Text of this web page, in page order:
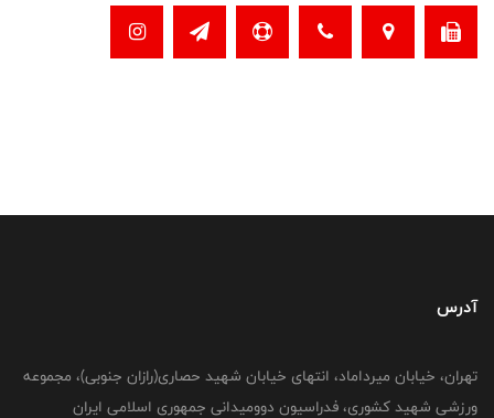
آدرس
تهران، خیابان میرداماد، انتهای خیابان شهید حصاری(رازان جنوبی)، مجموعه
ورزشی شهید کشوری، فدراسیون دوومیدانی جمهوری اسلامی ایران